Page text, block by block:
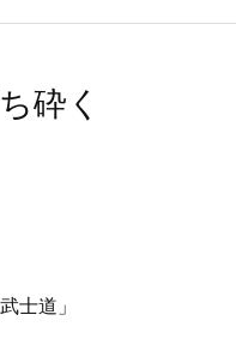
砕く
士道」